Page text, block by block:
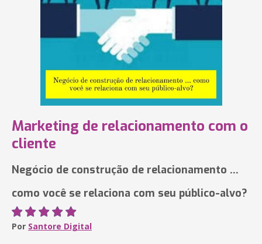
Marketing de relacionamento com o
cliente
Negócio de construção de relacionamento ...
como você se relaciona com seu público-alvo?
Por Santore Digital